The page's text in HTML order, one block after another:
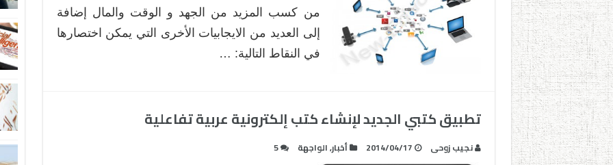
من كسب المزيد من الجهد و الوقت والمال إضافة
إلى العديد من الايجابيات الأخرى التي يمكن اختصارها
في النقاط التالية: …
تطبيق كتبي الجديد لإنشاء كتب إلكترونية عربية تفاعلية
نجيب زوحى 2014/04/17 أخبار,الواجهة 5